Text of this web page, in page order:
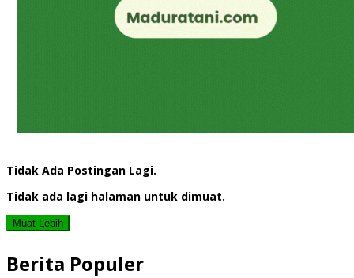
Tidak Ada Postingan Lagi.
Tidak ada lagi halaman untuk dimuat.
Muat Lebih
Berita Populer